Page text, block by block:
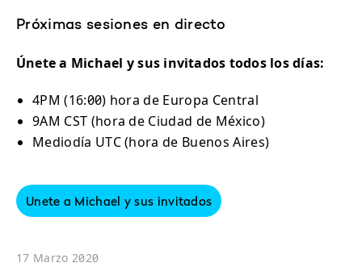
Próximas sesiones en directo
Únete a Michael y sus invitados todos los días:
4PM (16:00) hora de Europa Central
9AM CST (hora de Ciudad de México)
Mediodía UTC (hora de Buenos Aires)
Unete a Michael y sus invitados
17 Marzo 2020